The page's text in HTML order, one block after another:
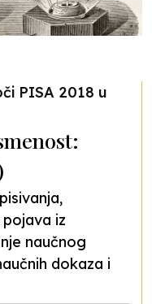
PISA 2018 u
iz
naučnog
dokaza i